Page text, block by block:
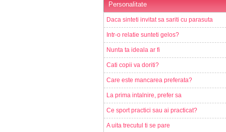
Personalitate
Daca sinteti invitat sa sariti cu parasuta
Intr-o relatie sunteti gelos?
Nunta ta ideala ar fi
Cati copii va doriti?
Care este mancarea preferata?
La prima intalnire, prefer sa
Ce sport practici sau ai practicat?
A uita trecutul ti se pare